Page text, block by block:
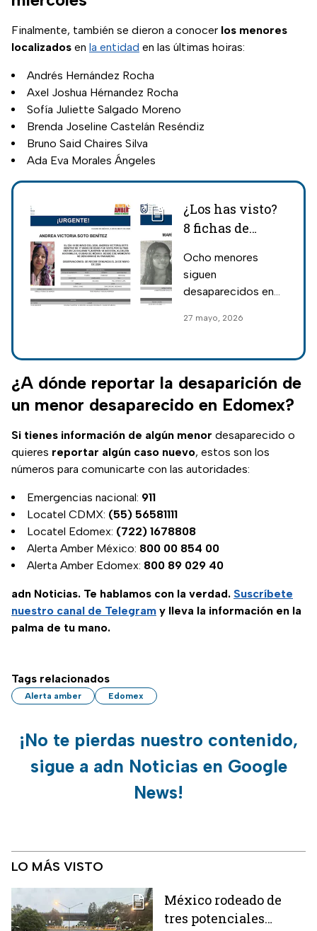
Finalmente, también se dieron a conocer los menores
localizados en la entidad en las últimas hoiras:
Andrés Hernández Rocha
Axel Joshua Hérnandez Rocha
Sofía Juliette Salgado Moreno
Brenda Joseline Castelán Reséndiz
Bruno Said Chaires Silva
Ada Eva Morales Ángeles
¿Los has visto?
8 fichas de
Alerta Amber
activas en
mayo
Ocho menores
siguen
desaparecidos en
Amber activa;
solicitan ayuda
ciudadana para
localizarlos.
27 mayo, 2026
¿A dónde reportar la desaparición de
un menor desaparecido en Edomex?
Si tienes información de algún menor desaparecido o
quieres reportar algún caso nuevo, estos son los
números para comunicarte con las autoridades:
Emergencias nacional: 911
Locatel CDMX: (55) 56581111
Locatel Edomex: (722) 1678808
Alerta Amber México: 800 00 854 00
Alerta Amber Edomex: 800 89 029 40
adn Noticias. Te hablamos con la verdad. Suscríbete
nuestro canal de Telegram y lleva la información en la
palma de tu mano.
Tags relacionados
Alerta amber Edomex
¡No te pierdas nuestro contenido,
sigue a adn Noticias en Google
News!
LO MÁS VISTO
México rodeado de
tres potenciales